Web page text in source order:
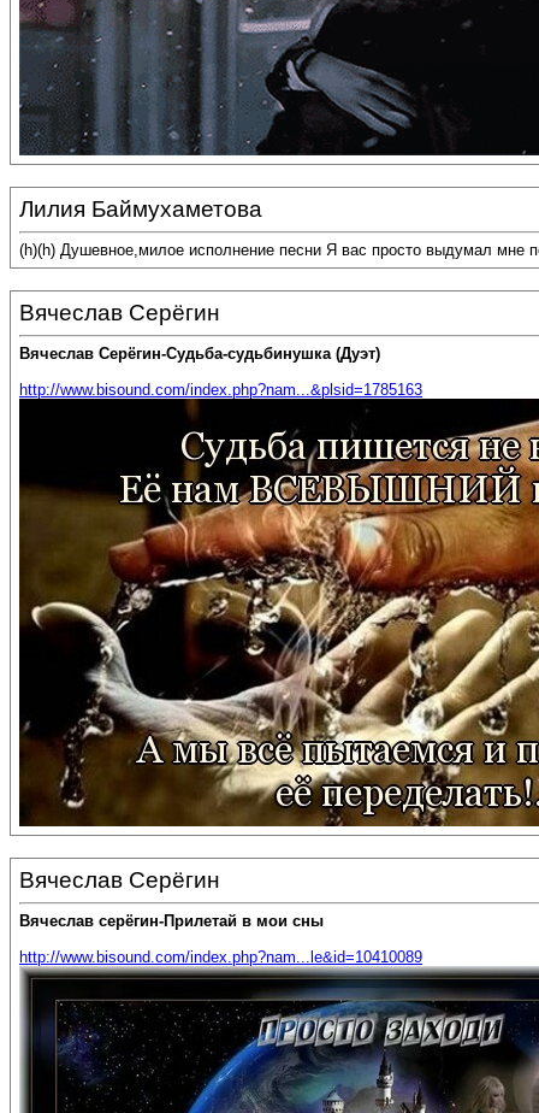
Лилия Баймухаметова
(h)(h) Душевное,милое исполнение песни Я вас просто выдумал мне
Вячеслав Серёгин
Вячеслав Серёгин-Судьба-судьбинушка (Дуэт)
http://www.bisound.com/index.php?nam...&plsid=1785163
Вячеслав Серёгин
Вячеслав серёгин-Прилетай в мои сны
http://www.bisound.com/index.php?nam...le&id=10410089